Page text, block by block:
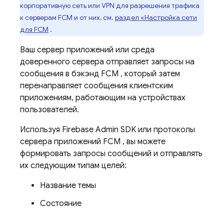
корпоративную сеть или VPN для разрешения трафика
к серверам FCM и от них, см. раздел «Настройка сети
для FCM .
Ваш сервер приложений или среда
доверенного сервера отправляет запросы на
сообщения в бэкэнд FCM , который затем
перенаправляет сообщения клиентским
приложениям, работающим на устройствах
пользователей.
Используя Firebase Admin SDK или протоколы
сервера приложений FCM , вы можете
формировать запросы сообщений и отправлять
их следующим типам целей:
Название темы
Состояние